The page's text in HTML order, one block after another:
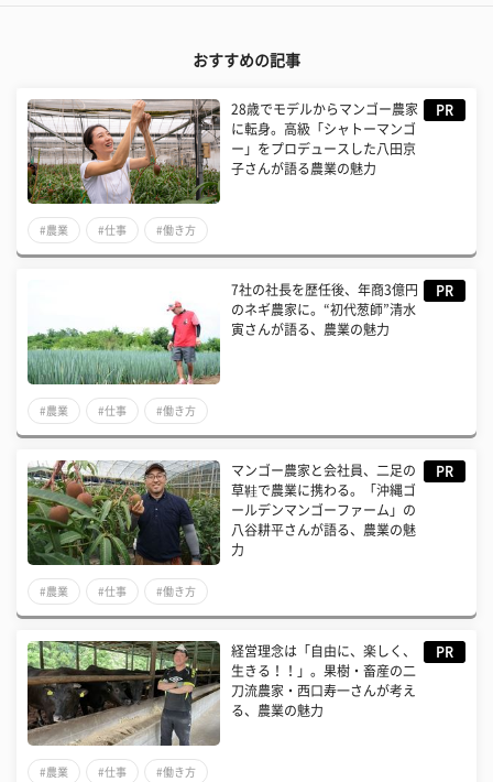
おすすめの記事
28歳でモデルからマンゴー農家
に転身。高級「シャトーマンゴ
ー」をプロデュースした八田京
子さんが語る農業の魅力
PR
#農業 #仕事 #働き方
7社の社長を歴任後、年商3億円
のネギ農家に。“初代葱師”清水
寅さんが語る、農業の魅力
PR
#農業 #仕事 #働き方
マンゴー農家と会社員、二足の
草鞋で農業に携わる。「沖縄ゴ
ールデンマンゴーファーム」の
八谷耕平さんが語る、農業の魅
力
PR
#農業 #仕事 #働き方
経営理念は「自由に、楽しく、
生きる！！」。果樹・畜産の二
刀流農家・西口寿一さんが考え
る、農業の魅力
PR
#農業 #仕事 #働き方